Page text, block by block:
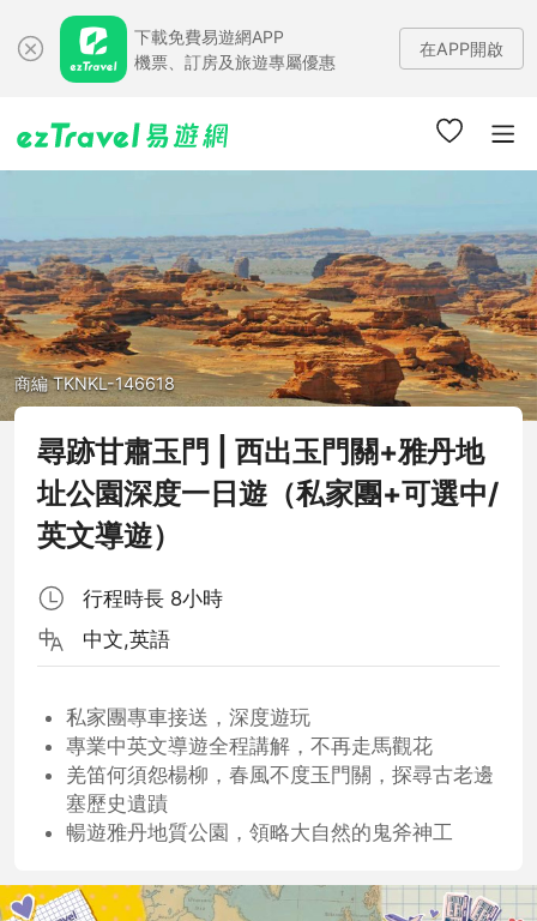
下載免費易遊網APP
機票、訂房及旅遊專屬優惠
在APP開啟
商編 TKNKL-146618
尋跡甘肅玉門 | 西出玉門關+雅丹地
址公園深度一日遊（私家團+可選中/
英文導遊）
行程時長 8小時
中文,英語
私家團專車接送，深度遊玩
專業中英文導遊全程講解，不再走馬觀花
羌笛何須怨楊柳，春風不度玉門關，探尋古老邊
塞歷史遺蹟
暢遊雅丹地質公園，領略大自然的鬼斧神工